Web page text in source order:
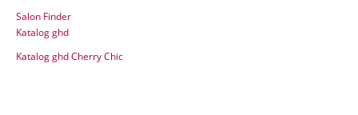
Salon Finder
Katalog ghd
Katalog ghd Cherry Chic